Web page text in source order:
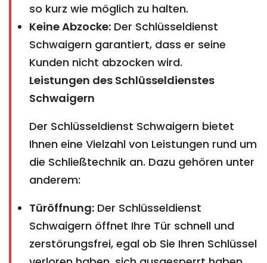
so kurz wie möglich zu halten.
Keine Abzocke: Der Schlüsseldienst
Schwaigern garantiert, dass er seine
Kunden nicht abzocken wird.
Leistungen des Schlüsseldienstes
Schwaigern
Der Schlüsseldienst Schwaigern bietet
Ihnen eine Vielzahl von Leistungen rund um
die Schließtechnik an. Dazu gehören unter
anderem:
Türöffnung: Der Schlüsseldienst
Schwaigern öffnet Ihre Tür schnell und
zerstörungsfrei, egal ob Sie Ihren Schlüssel